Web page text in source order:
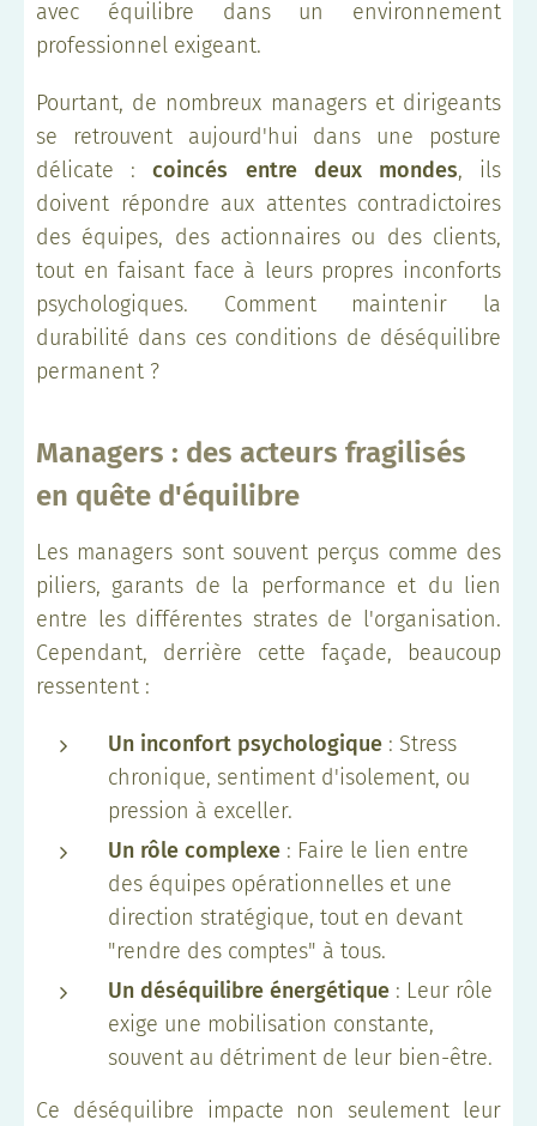
avec équilibre dans un environnement
professionnel exigeant.
Pourtant, de nombreux managers et dirigeants
se retrouvent aujourd'hui dans une posture
délicate :coincés entre deux mondes, ils
doivent répondre aux attentes contradictoires
des équipes, des actionnaires ou des clients,
tout en faisant face à leurs propres inconforts
psychologiques. Comment maintenir la
durabilité dans ces conditions de déséquilibre
permanent ?
Managers : des acteurs fragilisés
en quête d'équilibre
Les managers sont souvent perçus comme des
piliers, garants de la performance et du lien
entre les différentes strates de l'organisation.
Cependant, derrière cette façade, beaucoup
ressentent :
Un inconfort psychologique : Stress
chronique, sentiment d'isolement, ou
pression à exceller.
Un rôle complexe : Faire le lien entre
des équipes opérationnelles et une
direction stratégique, tout en devant
"rendre des comptes" à tous.
Un déséquilibre énergétique : Leur rôle
exige une mobilisation constante,
souvent au détriment de leur bien-être.
Ce déséquilibre impacte non seulement leur